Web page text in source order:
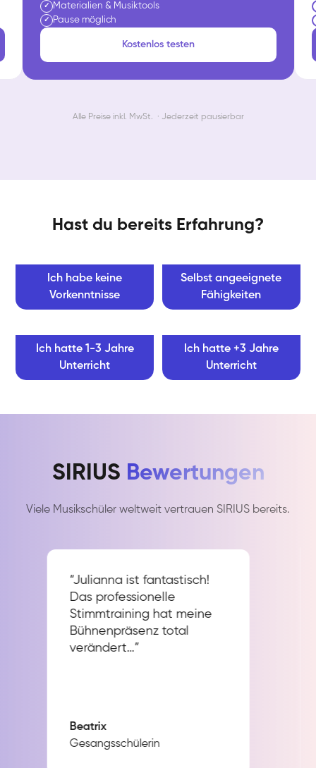
✓ Materialien & Musiktools
✓ Pause möglich
Kostenlos testen
Alle Preise inkl. MwSt. · Jederzeit pausierbar
Hast du bereits Erfahrung?
Ich habe keine
Vorkenntnisse
Selbst angeeignete
Fähigkeiten
Ich hatte 1-3 Jahre
Unterricht
Ich hatte +3 Jahre
Unterricht
SIRIUS Bewertungen
Viele Musikschüler weltweit vertrauen SIRIUS bereits.
“Julianna ist fantastisch!
Das professionelle
Stimmtraining hat meine
Bühnenpräsenz total
verändert…”
Beatrix
Gesangsschülerin